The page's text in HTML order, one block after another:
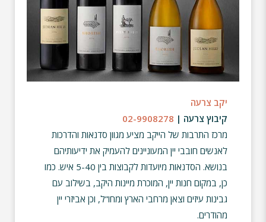
יקב צרעה
קיבוץ צרעה | 02-9908278
מרכז התרבות של הייקב מציע מגוון סדנאות והדרכות
לאנשים חובבי יין המעוניינים להעמיק את ידיעותיהם
בנושא. הסדנאות מיועדות לקבוצות בין 5-40 איש. כמו
כן, במקום חנות יין, המוכרת מיינות היקב, בשילוב עם
גבינות עיזים וצאן מרחבי הארץ ומחו”ל, וכן אביזרי יין
מהודרים.